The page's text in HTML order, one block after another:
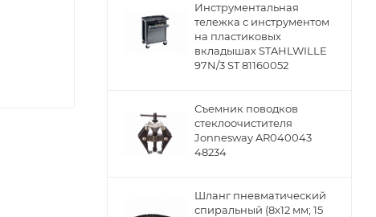
Инструментальная
тележка с инструментом
на пластиковых
вкладышах STAHLWILLE
97N/3 ST 81160052
Съемник поводков
стеклоочистителя
Jonnesway AR040043
48234
Шланг пневматический
спиральный (8х12 мм; 15